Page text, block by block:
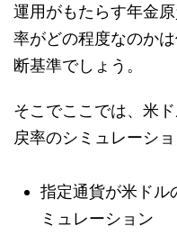
運用がもたらす年金
率がどの程度なのか
断基準でしょう。
そこでここでは、米
戻率のシミュレーシ
指定通貨が米ドル
ミュレーション